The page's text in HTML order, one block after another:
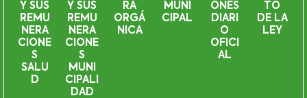
Y SUS
REMU
NERA
CIONE
S
SALU
D
Y SUS
REMU
NERA
CIONE
S
MUNI
CIPALI
DAD
RA
ORGÁ
NICA
MUNI
CIPAL
ONES
DIARI
O
OFICI
AL
TO
DE LA
LEY